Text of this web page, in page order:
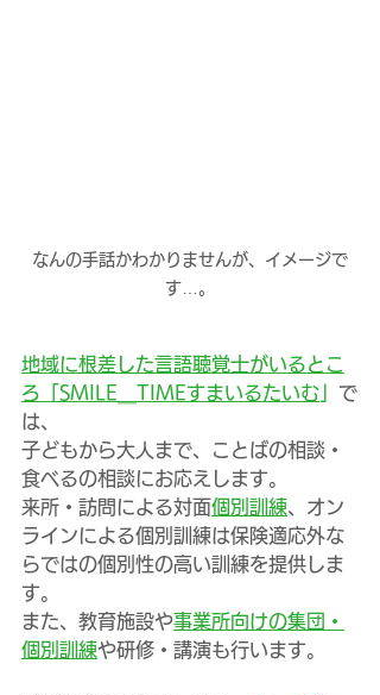
なんの手話かわかりませんが、イメージで
す…。
地域に根差した言語聴覚士がいるとこ
ろ「SMILE＿TIMEすまいるたいむ
で
は、
子どもから大人まで、ことばの相談・
食べるの相談にお応えします。
来所・訪問による対面個別訓練、オン
ラインによる個別訓練は保険適応外な
らではの個別性の高い訓練を提供しま
す。
また、教育施設や事業所向けの集団・
個別訓練や研修・講演も行います。